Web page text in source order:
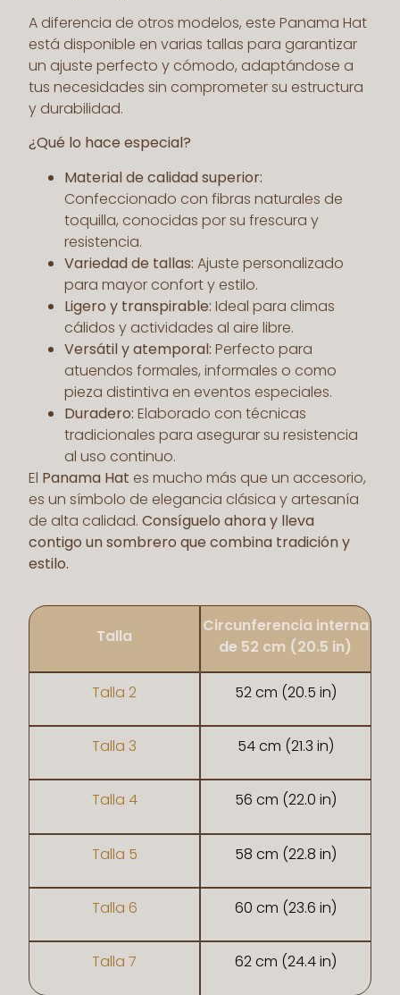
A diferencia de otros modelos, este Panama Hat
está disponible en varias tallas para garantizar
un ajuste perfecto y cómodo, adaptándose a
tus necesidades sin comprometer su estructura
y durabilidad.
¿Qué lo hace especial?
Material de calidad superior:
Confeccionado con fibras naturales de
toquilla, conocidas por su frescura y
resistencia.
Variedad de tallas: Ajuste personalizado
para mayor confort y estilo.
Ligero y transpirable: Ideal para climas
cálidos y actividades al aire libre.
Versátil y atemporal: Perfecto para
atuendos formales, informales o como
pieza distintiva en eventos especiales.
Duradero: Elaborado con técnicas
tradicionales para asegurar su resistencia
al uso continuo.
El Panama Hat es mucho más que un accesorio,
es un símbolo de elegancia clásica y artesanía
de alta calidad.Consíguelo ahora y lleva
contigo un sombrero que combina tradición y
estilo.
Talla
Circunferencia interna
de 52 cm (20.5 in)
Talla 2 52 cm (20.5 in)
Talla 3 54 cm (21.3 in)
Talla 4 56 cm (22.0 in)
Talla 5 58 cm (22.8 in)
Talla 6 60 cm (23.6 in)
Talla 7 62 cm (24.4 in)